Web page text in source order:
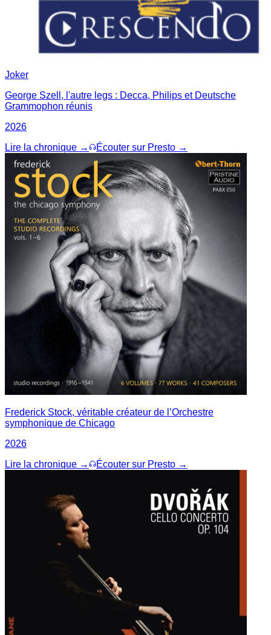
Joker
George Szell, l'autre legs : Decca, Philips et Deutsche
Grammophon réunis
2026
Lire la chronique →
Écouter sur Presto →
Frederick Stock, véritable créateur de l’Orchestre
symphonique de Chicago
2026
Lire la chronique →
Écouter sur Presto →